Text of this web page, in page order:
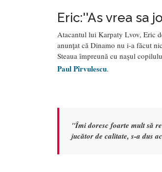
Eric:''As vrea sa
Atacantul lui Karpaty Lvov, Eric
anunţat că Dinamo nu i-a făcut
Steaua împreună cu naşul
Paul Pîrvulescu.
"Îmi doresc foarte mult să
jucător de calitate, s-a dus